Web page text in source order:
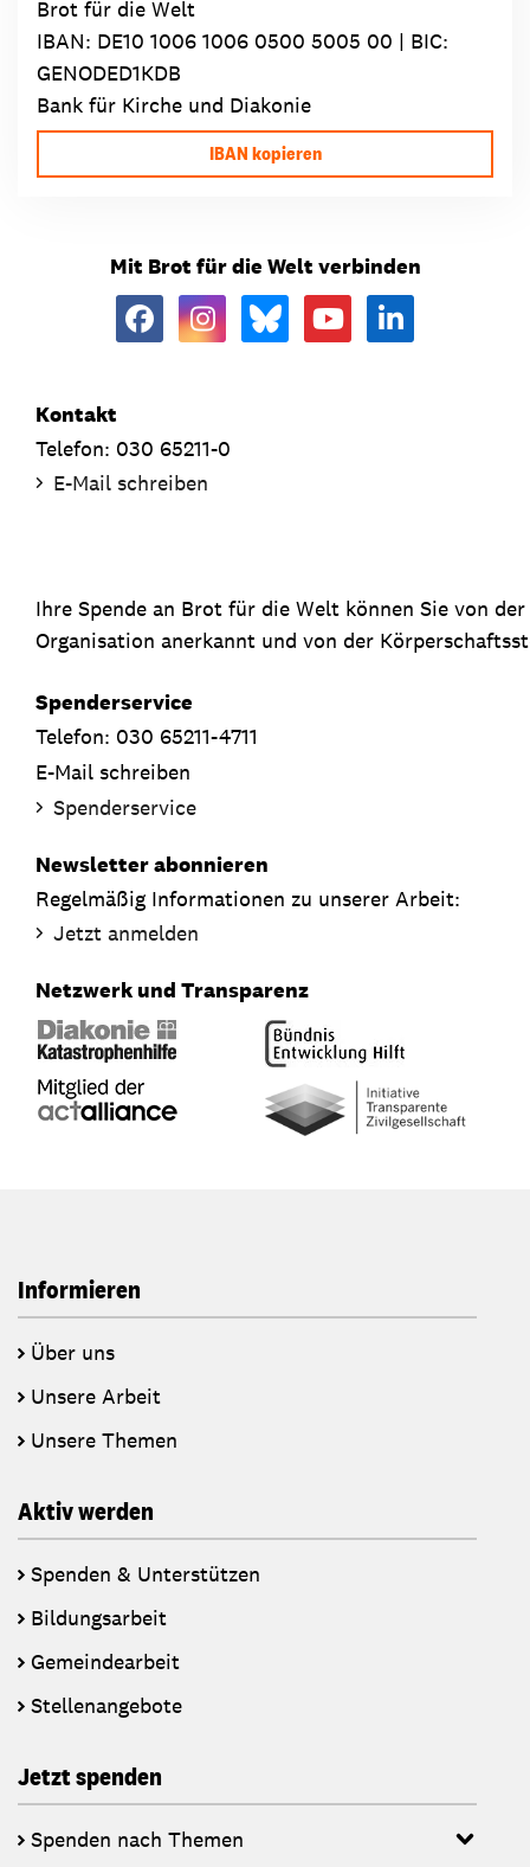
Brot für die Welt
IBAN: DE10 1006 1006 0500 5005 00 | BIC:
GENODED1KDB
Bank für Kirche und Diakonie
IBAN kopieren
Mit Brot für die Welt verbinden
Kontakt
Telefon: 030 65211-0
E-Mail schreiben
Ihre Spende an Brot für die Welt können Sie von
Organisation anerkannt und von der
Spenderservice
Telefon: 030 65211-4711
E-Mail schreiben
Spenderservice
Newsletter abonnieren
Regelmäßig Informationen zu unserer Arbeit:
Jetzt anmelden
Netzwerk und Transparenz
Informieren
Über uns
Unsere Arbeit
Unsere Themen
Aktiv werden
Spenden & Unterstützen
Bildungsarbeit
Gemeindearbeit
Stellenangebote
Jetzt spenden
Spenden nach Themen